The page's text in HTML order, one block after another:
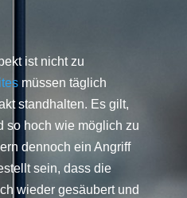
ist nicht zu
müssen täglich
standhalten. Es gilt,
so hoch wie möglich zu
dennoch ein Angriff
sein, dass die
wieder gesäubert und